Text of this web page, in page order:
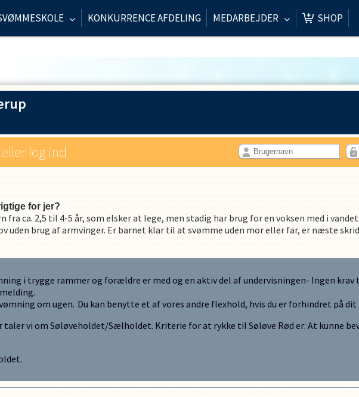
KONKURRENCE AFDELING MEDARBEJDER SHOP
eller log ind
for jer?
fra ca. 2,5 til 4-5 år, som elsker at lege, men stadig har brug for en voksen med i
uden brug af armvinger. Er barnet klar til at svømme uden mor eller far, er næste
i trygge rammer og forældre er med og en aktiv del af undervisningen- Ingen krav
om ugen. Du kan benytte et af vores andre flexhold, hvis du er forhindret på
taler vi om Søløveholdet/Sælholdet. Kriterie for at rykke til Søløve Rød er: At kunne